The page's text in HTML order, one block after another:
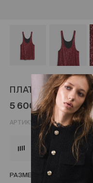
ПЛАТЬЕ-МАЙКА
5 600 ₽
АРТИКУЛ: ANN23RED691
1 400 ₽ х 4
РАЗМЕР S